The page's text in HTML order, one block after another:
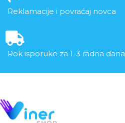
Reklamacije i povraćaj novca
Rok isporuke za 1-3 radna dana